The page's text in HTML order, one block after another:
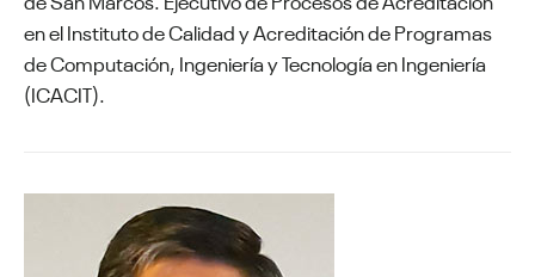
en el Instituto de Calidad y Acreditación de Programas
de Computación, Ingeniería y Tecnología en Ingeniería
(ICACIT).